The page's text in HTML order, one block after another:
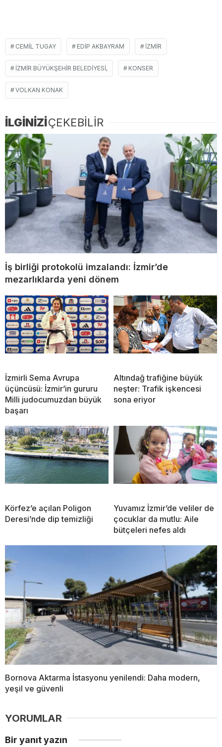
CEMIL TUGAY EDIP AKBAYRAM İZMIR
İZMIR BÜYÜKŞEHIR BELEDIYESI, KONSER
VOLKAN KONAK
İLGİNİZİÇEKEBİLİR
İş birliği protokolü imzalandı: İzmir’de
mezarlıklarda yeni dönem
İzmirli Sema Avrupa
üçüncüsü: İzmir’in gururu
Milli judocumuzdan büyük
başarı
Altındağ trafiğine büyük
neşter: Trafik işkencesi
sona eriyor
Körfez’e açılan Poligon
Deresi’nde dip temizliği
Yuvamız İzmir’de veliler de
çocuklar da mutlu: Aile
bütçeleri nefes aldı
Bornova Aktarma İstasyonu yenilendi: Daha modern,
yeşil ve güvenli
YORUMLAR
Bir yanıt yazın